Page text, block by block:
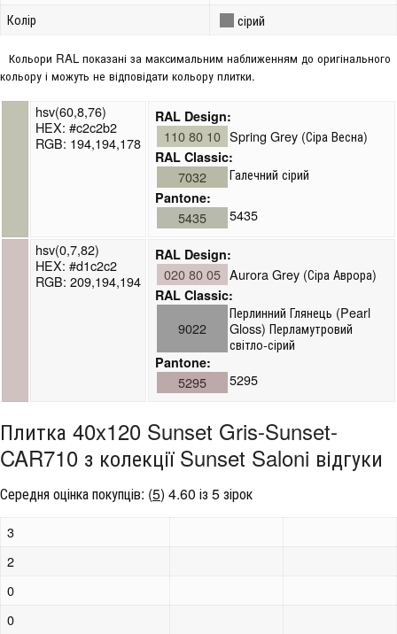
Колір
сірий
Кольори RAL показані за максимальним наближенням до оригінального
кольору і можуть не відповідати кольору плитки.
hsv(60,8,76)
HEX: #c2c2b2
RGB: 194,194,178
RAL Design:
110 80 10 Spring Grey (Сіра Весна)
RAL Classic:
7032 Галечний сірий
Pantone:
5435
5435
hsv(0,7,82)
HEX: #d1c2c2
RGB: 209,194,194
RAL Design:
020 80 05 Aurora Grey (Сіра Аврора)
RAL Classic:
9022
Перлинний Глянець (Pearl
Gloss) Перламутровий
світло-сірий
Pantone:
5295 5295
Плитка 40x120 Sunset Gris-Sunset-
CAR710 з колекції Sunset Saloni відгуки
Середня оцінка покупців: (5) 4.60 із 5 зірок
3
2
0
0